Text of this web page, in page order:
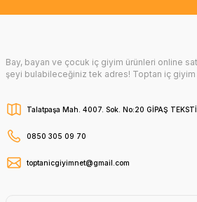
Bay, bayan ve çocuk iç giyim ürünleri online
şeyi bulabileceğiniz tek adres! Toptan iç giyim
Talatpaşa Mah. 4007. Sok. No:20 GİPAŞ
0850 305 09 70
toptanicgiyimnet@gmail.com